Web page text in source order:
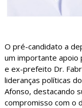
O pré-candidato a
um importante apoio
e ex-prefeito Dr.
lideranças políticas
Afonso, destacando
compromisso com o